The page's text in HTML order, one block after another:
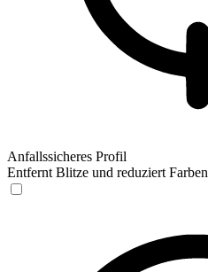
Anfallssicheres Profil
Entfernt Blitze und reduziert Farben